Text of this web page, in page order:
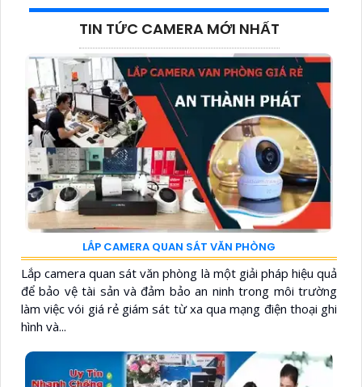
TIN TỨC CAMERA MỚI NHẤT
LẮP CAMERA QUAN SÁT VĂN PHÒNG
Lắp camera quan sát văn phòng là một giải pháp hiệu quả
để bảo vệ tài sản và đảm bảo an ninh trong môi trường
làm việc vói giá rẻ giám sát từ xa qua mạng điện thoại ghi
hình và...